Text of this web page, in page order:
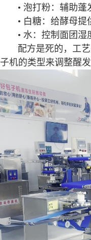
• 泡打粉：辅助
• 白糖：给酵母
• 水：控制面团
配方是死的，工
子机的类型来调整醒